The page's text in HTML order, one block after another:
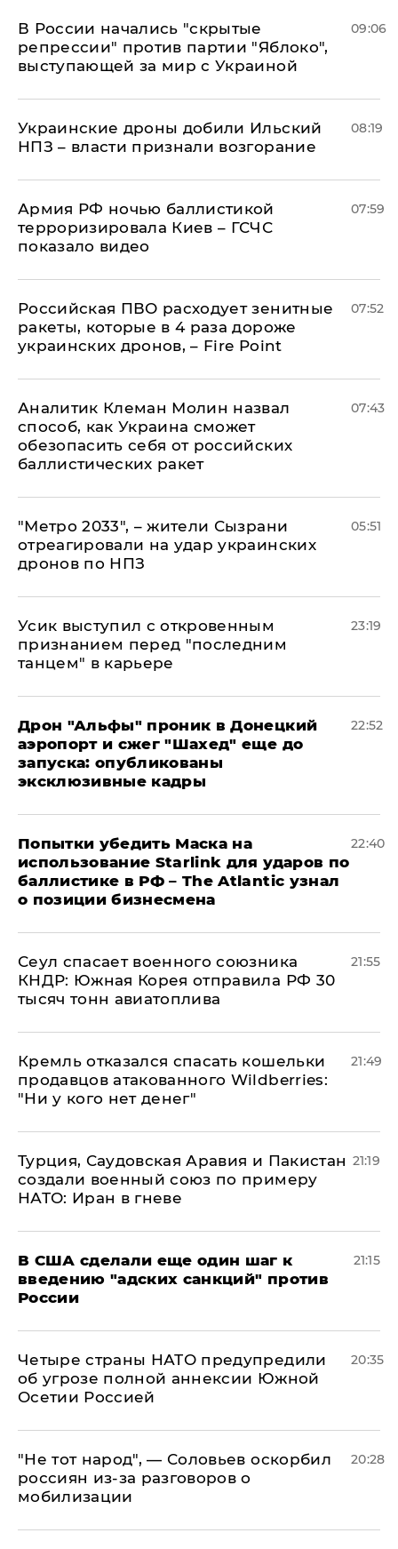
В России начались "скрытые
репрессии" против партии "Яблоко",
выступающей за мир с Украиной
09:06
Украинские дроны добили Ильский
НПЗ – власти признали возгорание
08:19
Армия РФ ночью баллистикой
терроризировала Киев – ГСЧС
показало видео
07:59
Российская ПВО расходует зенитные
ракеты, которые в 4 раза дороже
украинских дронов, – Fire Point
07:52
Аналитик Клеман Молин назвал
способ, как Украина сможет
обезопасить себя от российских
баллистических ракет
07:43
"Метро 2033", – жители Сызрани
отреагировали на удар украинских
дронов по НПЗ
05:51
Усик выступил с откровенным
признанием перед "последним
танцем" в карьере
23:19
Дрон "Альфы" проник в Донецкий
аэропорт и сжег "Шахед" еще до
запуска: опубликованы
эксклюзивные кадры
22:52
Попытки убедить Маска на
использование Starlink для ударов по
баллистике в РФ – The Atlantic узнал
о позиции бизнесмена
22:40
​Сеул спасает военного союзника
КНДР: Южная Корея отправила РФ 30
тысяч тонн авиатоплива
21:55
Кремль отказался спасать кошельки
продавцов атакованного Wildberries:
"Ни у кого нет денег"
21:49
Турция, Саудовская Аравия и Пакистан
создали военный союз по примеру
НАТО: Иран в гневе
21:19
В США сделали еще один шаг к
введению "адских санкций" против
России
21:15
Четыре страны НАТО предупредили
об угрозе полной аннексии Южной
Осетии Россией
20:35
​"Не тот народ", — Соловьев оскорбил
россиян из-за разговоров о
мобилизации
20:28